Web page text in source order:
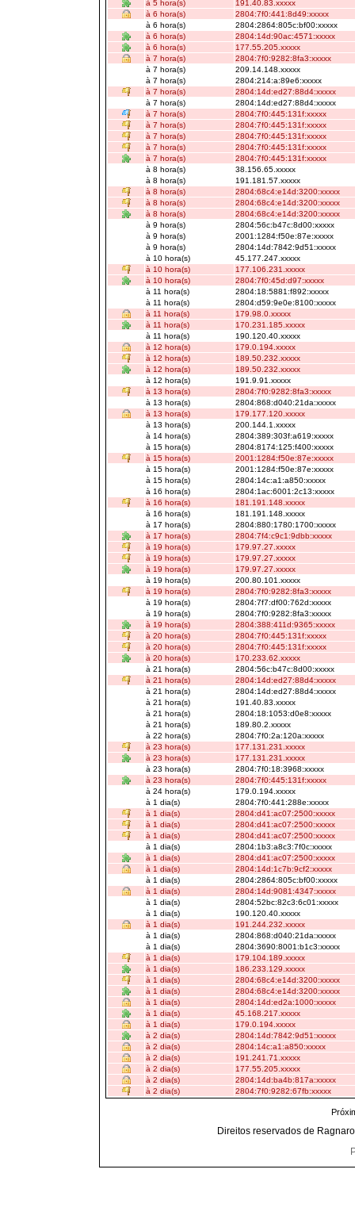
à 5 hora(s)
191.40.83.xxxxx
à 6 hora(s)
2804:7f0:441:8d49:xxxxx
à 6 hora(s)
2804:2864:805c:bf00:xxxxx
à 6 hora(s)
2804:14d:90ac:4571:xxxxx
à 6 hora(s)
177.55.205.xxxxx
à 7 hora(s)
2804:7f0:9282:8fa3:xxxxx
à 7 hora(s)
209.14.148.xxxxx
à 7 hora(s)
2804:214:a:89e6:xxxxx
à 7 hora(s)
2804:14d:ed27:88d4:xxxxx
à 7 hora(s)
2804:14d:ed27:88d4:xxxxx
à 7 hora(s)
2804:7f0:445:131f:xxxxx
à 7 hora(s)
2804:7f0:445:131f:xxxxx
à 7 hora(s)
2804:7f0:445:131f:xxxxx
à 7 hora(s)
2804:7f0:445:131f:xxxxx
à 7 hora(s)
2804:7f0:445:131f:xxxxx
à 8 hora(s)
38.156.65.xxxxx
à 8 hora(s)
191.181.57.xxxxx
à 8 hora(s)
2804:68c4:e14d:3200:xxxxx
à 8 hora(s)
2804:68c4:e14d:3200:xxxxx
à 8 hora(s)
2804:68c4:e14d:3200:xxxxx
à 9 hora(s)
2804:56c:b47c:8d00:xxxxx
à 9 hora(s)
2001:1284:f50e:87e:xxxxx
à 9 hora(s)
2804:14d:7842:9d51:xxxxx
à 10 hora(s)
45.177.247.xxxxx
à 10 hora(s)
177.106.231.xxxxx
à 10 hora(s)
2804:7f0:45d:d97:xxxxx
à 11 hora(s)
2804:18:5881:f892:xxxxx
à 11 hora(s)
2804:d59:9e0e:8100:xxxxx
à 11 hora(s)
179.98.0.xxxxx
à 11 hora(s)
170.231.185.xxxxx
à 11 hora(s)
190.120.40.xxxxx
à 12 hora(s)
179.0.194.xxxxx
à 12 hora(s)
189.50.232.xxxxx
à 12 hora(s)
189.50.232.xxxxx
à 12 hora(s)
191.9.91.xxxxx
à 13 hora(s)
2804:7f0:9282:8fa3:xxxxx
à 13 hora(s)
2804:868:d040:21da:xxxxx
à 13 hora(s)
179.177.120.xxxxx
à 13 hora(s)
200.144.1.xxxxx
à 14 hora(s)
2804:389:303f:a619:xxxxx
à 15 hora(s)
2804:8174:125:f400:xxxxx
à 15 hora(s)
2001:1284:f50e:87e:xxxxx
à 15 hora(s)
2001:1284:f50e:87e:xxxxx
à 15 hora(s)
2804:14c:a1:a850:xxxxx
à 16 hora(s)
2804:1ac:6001:2c13:xxxxx
à 16 hora(s)
181.191.148.xxxxx
à 16 hora(s)
181.191.148.xxxxx
à 17 hora(s)
2804:880:1780:1700:xxxxx
à 17 hora(s)
2804:7f4:c9c1:9dbb:xxxxx
à 19 hora(s)
179.97.27.xxxxx
à 19 hora(s)
179.97.27.xxxxx
à 19 hora(s)
179.97.27.xxxxx
à 19 hora(s)
200.80.101.xxxxx
à 19 hora(s)
2804:7f0:9282:8fa3:xxxxx
à 19 hora(s)
2804:7f7:df00:762d:xxxxx
à 19 hora(s)
2804:7f0:9282:8fa3:xxxxx
à 19 hora(s)
2804:388:411d:9365:xxxxx
à 20 hora(s)
2804:7f0:445:131f:xxxxx
à 20 hora(s)
2804:7f0:445:131f:xxxxx
à 20 hora(s)
170.233.62.xxxxx
à 21 hora(s)
2804:56c:b47c:8d00:xxxxx
à 21 hora(s)
2804:14d:ed27:88d4:xxxxx
à 21 hora(s)
2804:14d:ed27:88d4:xxxxx
à 21 hora(s)
191.40.83.xxxxx
à 21 hora(s)
2804:18:1053:d0e8:xxxxx
à 21 hora(s)
189.80.2.xxxxx
à 22 hora(s)
2804:7f0:2a:120a:xxxxx
à 23 hora(s)
177.131.231.xxxxx
à 23 hora(s)
177.131.231.xxxxx
à 23 hora(s)
2804:7f0:18:3968:xxxxx
à 23 hora(s)
2804:7f0:445:131f:xxxxx
à 24 hora(s)
179.0.194.xxxxx
à 1 dia(s)
2804:7f0:441:288e:xxxxx
à 1 dia(s)
2804:d41:ac07:2500:xxxxx
à 1 dia(s)
2804:d41:ac07:2500:xxxxx
à 1 dia(s)
2804:d41:ac07:2500:xxxxx
à 1 dia(s)
2804:1b3:a8c3:7f0c:xxxxx
à 1 dia(s)
2804:d41:ac07:2500:xxxxx
à 1 dia(s)
2804:14d:1c7b:9cf2:xxxxx
à 1 dia(s)
2804:2864:805c:bf00:xxxxx
à 1 dia(s)
2804:14d:9081:4347:xxxxx
à 1 dia(s)
2804:52bc:82c3:6c01:xxxxx
à 1 dia(s)
190.120.40.xxxxx
à 1 dia(s)
191.244.232.xxxxx
à 1 dia(s)
2804:868:d040:21da:xxxxx
à 1 dia(s)
2804:3690:8001:b1c3:xxxxx
à 1 dia(s)
179.104.189.xxxxx
à 1 dia(s)
186.233.129.xxxxx
à 1 dia(s)
2804:68c4:e14d:3200:xxxxx
à 1 dia(s)
2804:68c4:e14d:3200:xxxxx
à 1 dia(s)
2804:14d:ed2a:1000:xxxxx
à 1 dia(s)
45.168.217.xxxxx
à 1 dia(s)
179.0.194.xxxxx
à 2 dia(s)
2804:14d:7842:9d51:xxxxx
à 2 dia(s)
2804:14c:a1:a850:xxxxx
à 2 dia(s)
191.241.71.xxxxx
à 2 dia(s)
177.55.205.xxxxx
à 2 dia(s)
2804:14d:ba4b:817a:xxxxx
à 2 dia(s)
2804:7f0:9282:67fb:xxxxx
Direitos reservados de